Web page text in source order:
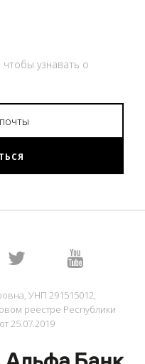
узнавать о
УНП 291515012,
реестре Республики
25.07.2019